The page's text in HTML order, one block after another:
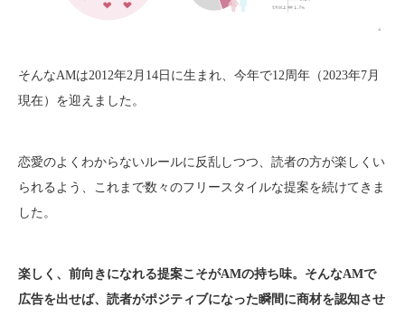
そんなAMは2012年2月14日に生まれ、今年で12周年（2023年7月
現在）を迎えました。
恋愛のよくわからないルールに反乱しつつ、読者の方が楽しくい
られるよう、これまで数々のフリースタイルな提案を続けてきま
した。
楽しく、前向きになれる提案こそがAMの持ち味。そんなAMで
広告を出せば、読者がポジティブになった瞬間に商材を認知させ